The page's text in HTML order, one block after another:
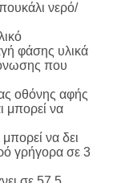
νερό/
φάσης υλικά
που
οθόνης αφής
μπορεί να
να δει
γρήγορα σε 3